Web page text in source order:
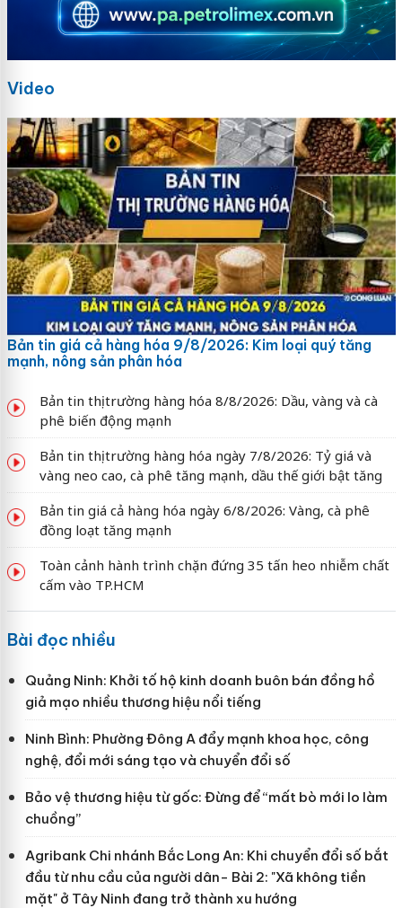
Video
Bản tin giá cả hàng hóa 9/8/2026: Kim loại quý tăng
mạnh, nông sản phân hóa
Bản tin thị trường hàng hóa 8/8/2026: Dầu, vàng và cà
phê biến động mạnh
Bản tin thị trường hàng hóa ngày 7/8/2026: Tỷ giá và
vàng neo cao, cà phê tăng mạnh, dầu thế giới bật tăng
Bản tin giá cả hàng hóa ngày 6/8/2026: Vàng, cà phê
đồng loạt tăng mạnh
Toàn cảnh hành trình chặn đứng 35 tấn heo nhiễm chất
cấm vào TP.HCM
Bài đọc nhiều
Quảng Ninh: Khởi tố hộ kinh doanh buôn bán đồng hồ
giả mạo nhiều thương hiệu nổi tiếng
Ninh Bình: Phường Đông A đẩy mạnh khoa học, công
nghệ, đổi mới sáng tạo và chuyển đổi số
Bảo vệ thương hiệu từ gốc: Đừng để “mất bò mới lo làm
chuồng”
Agribank Chi nhánh Bắc Long An: Khi chuyển đổi số bắt
đầu từ nhu cầu của người dân- Bài 2: "Xã không tiền
mặt" ở Tây Ninh đang trở thành xu hướng